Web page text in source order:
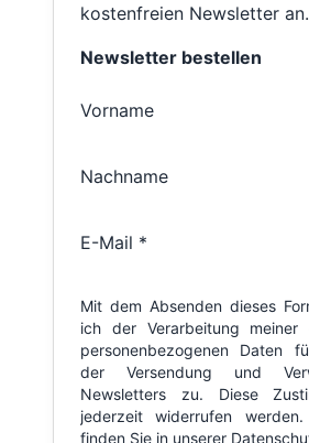
kostenfreien Newsletter an.